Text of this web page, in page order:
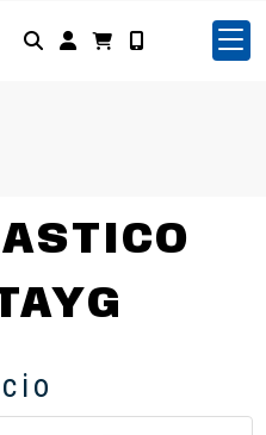
Identifícate